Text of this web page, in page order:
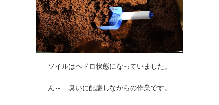
ソイルはヘドロ状態になっていました。
ん～ 臭いに配慮しながらの作業です。